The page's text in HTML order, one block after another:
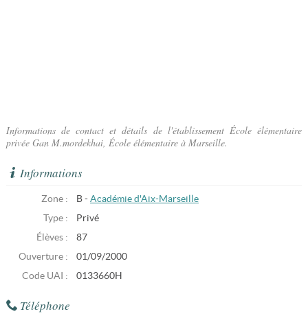
Informations de contact et détails de l'établissement École élémentaire
privée Gan M.mordekhai, École élémentaire à Marseille.
Informations
Zone : B - Académie d'Aix-Marseille
Type :
Privé
Élèves :
87
Ouverture :
01/09/2000
Code UAI :
0133660H
Téléphone